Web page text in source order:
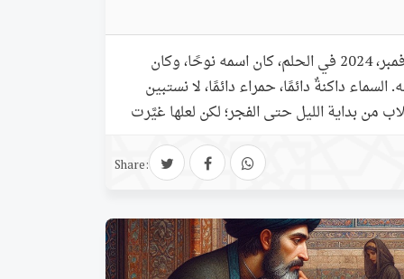
نُوح هاجر منصور سراج 12 نوفمبر، 2024 في الحلم، كان اسمه نوحًا، وكان
داكنةٌ دائمًا، حمراء دائمًا، لا نستبين
من بداية الليل حتى الفجر؛ لكن لعلها غيَّرت
ناحلًا، كان باسمًا. يشغل سيارته القديمة،
فردًا فردًا، ويترك أمام أبوابهم ماءً نظيف…
Share: